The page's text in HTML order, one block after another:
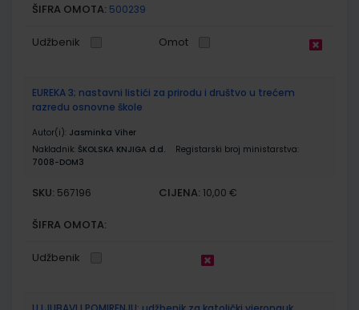
ŠIFRA OMOTA: 500239
Udžbenik Omot
EUREKA 3; nastavni listići za prirodu i društvo u trećem
razredu osnovne škole
Autor(i): Jasminka Viher
Nakladnik: ŠKOLSKA KNJIGA d.d.
Registarski broj ministarstva:
7008-DOM3
SKU: 567196 CIJENA: 10,00 €
ŠIFRA OMOTA:
Udžbenik